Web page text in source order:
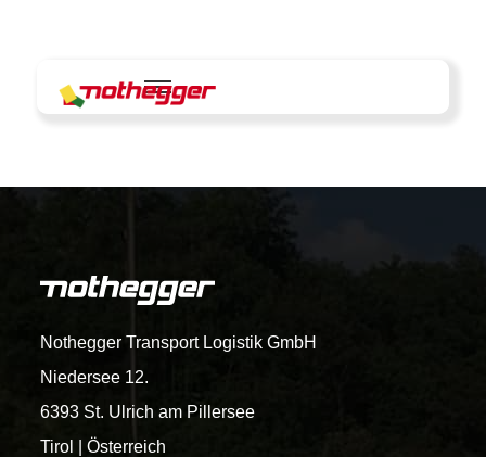
Nothegger Transport Logistik GmbH
Niedersee 12.
6393 St. Ulrich am Pillersee
Tirol | Österreich